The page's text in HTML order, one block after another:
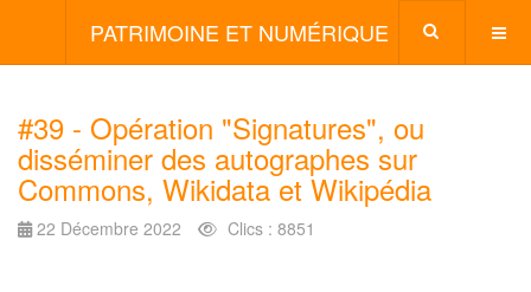
PATRIMOINE ET NUMÉRIQUE
#39 - Opération "Signatures", ou
disséminer des autographes sur
Commons, Wikidata et Wikipédia
22 Décembre 2022 Clics : 8851